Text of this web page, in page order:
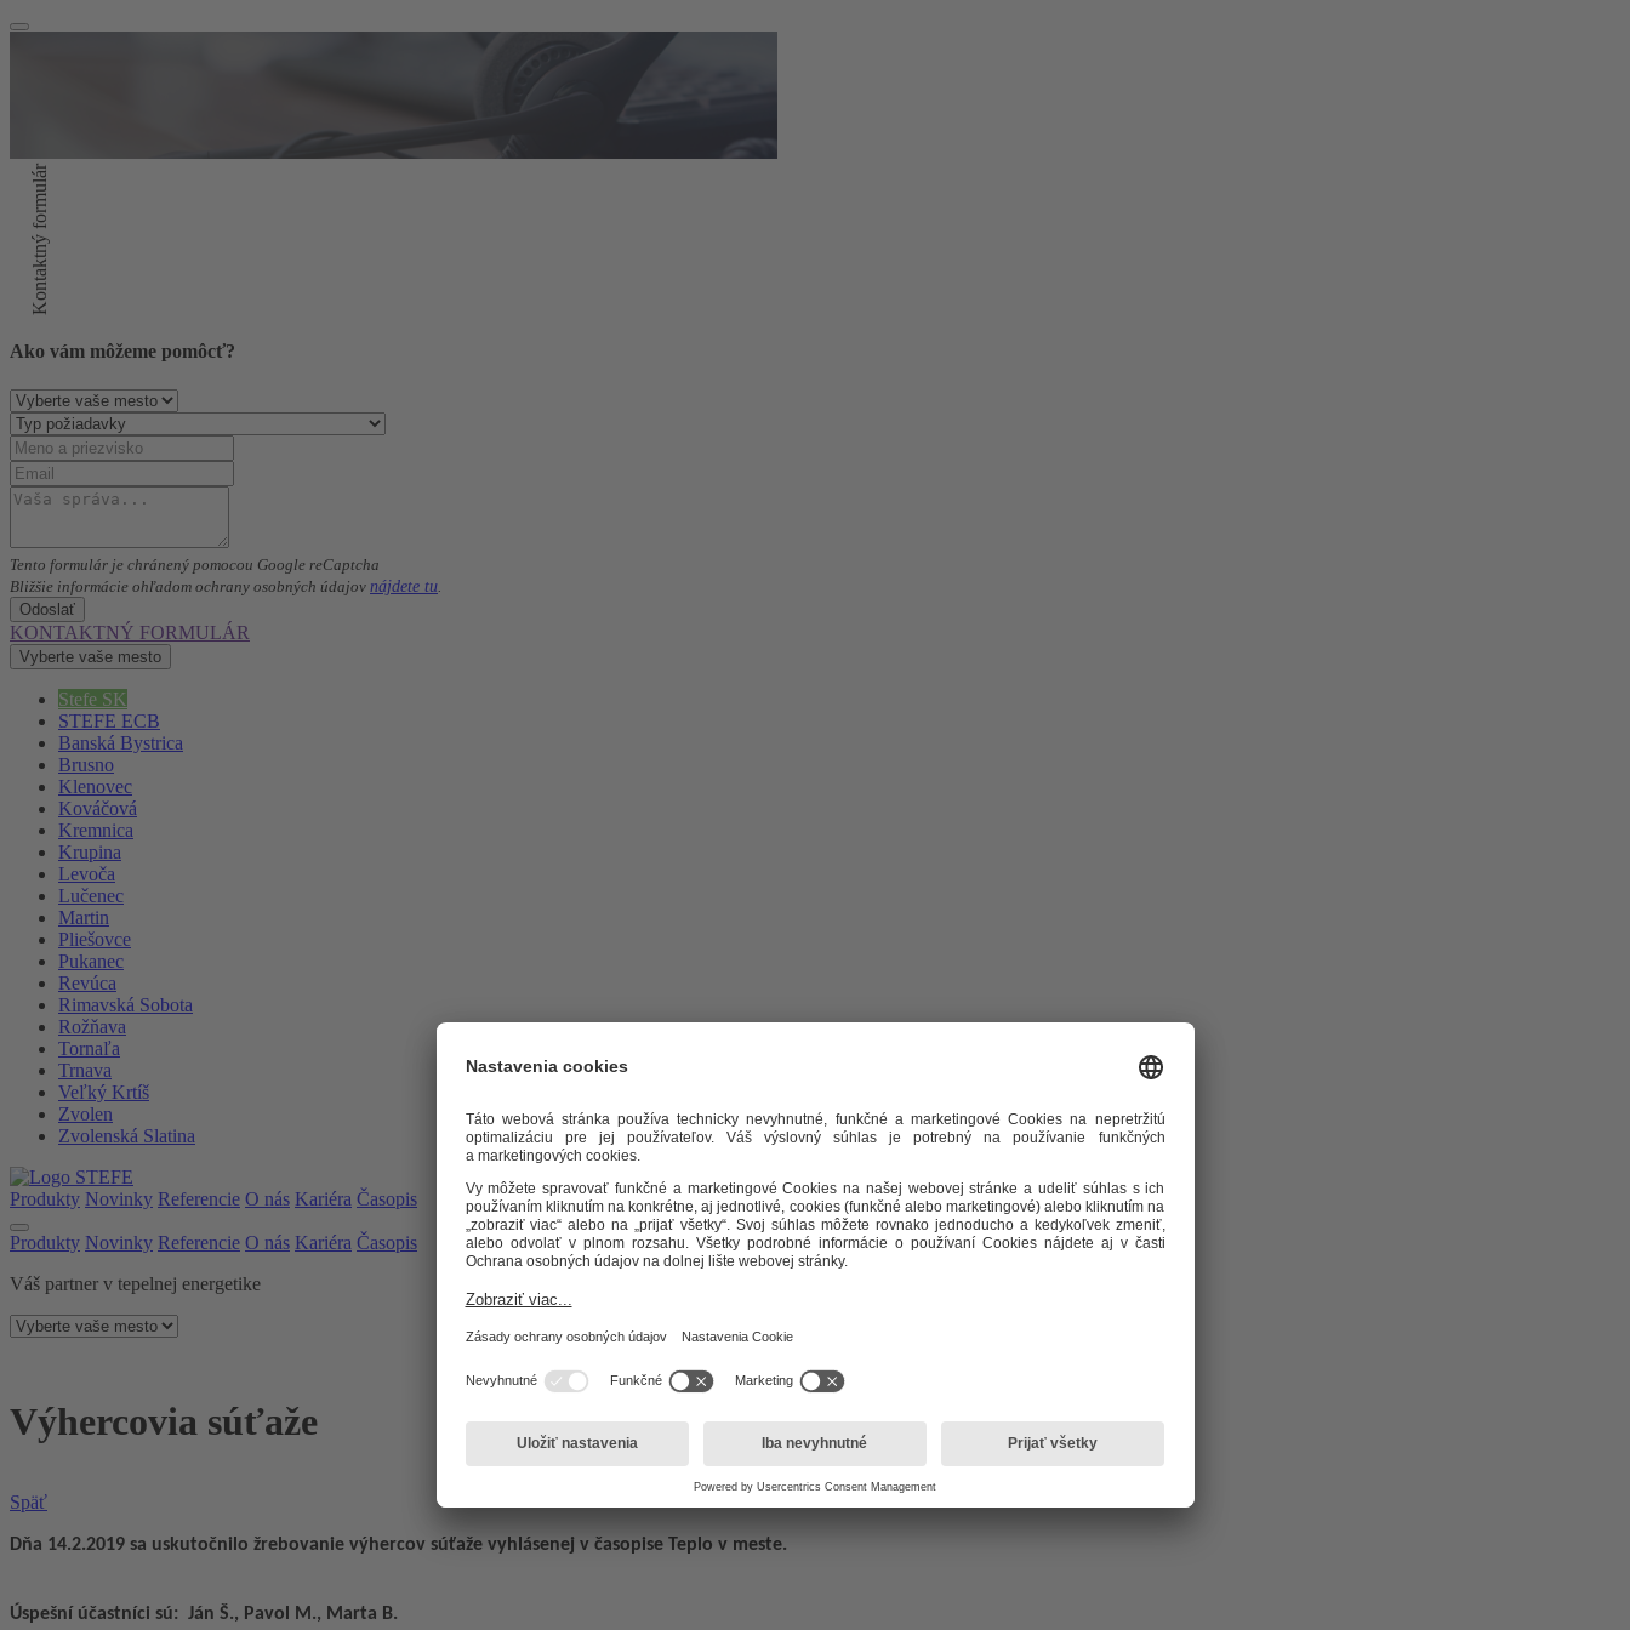
Kontaktný formulár
Ako vám môžeme pomôcť?
Tento formulár je chránený pomocou Google reCaptcha
Bližšie informácie ohľadom ochrany osobných údajov nájdete tu
Odoslať
KONTAKTNÝ FORMULÁR
Vyberte vaše mesto
Stefe SK
STEFE ECB
Banská Bystrica
Brusno
Klenovec
Kováčová
Kremnica
Krupina
Levoča
Lučenec
Martin
Pliešovce
Pukanec
Revúca
Rimavská Sobota
Rožňava
Tornaľa
Trnava
Veľký Krtíš
Zvolen
Zvolenská Slatina
Produkty Novinky Referencie O nás Kariéra Časopis
Produkty Novinky Referencie O nás Kariéra Časopis
Váš partner v tepelnej energetike
Výhercovia súťaže
Späť
Dňa 14.2.2019 sa uskutočnilo žrebovanie výhercov súťaže vyhlásenej v časopise Teplo v meste.
Úspešní účastníci sú: Ján Š., Pavol M., Marta B.